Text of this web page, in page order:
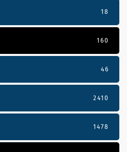
18
160
46
2410
1478